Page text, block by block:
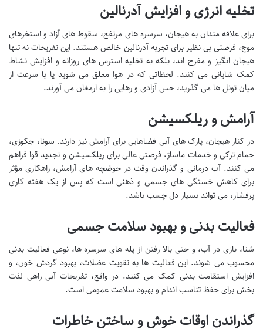
تخلیه انرژی و افزایش آدرنالین
برای علاقه مندان به هیجان، سرسره های مرتفع، سقوط های آزاد و استخرهای
موج، فرصتی بی نظیر برای تجربه آدرنالین خالص هستند. این تفریحات نه تنها
هیجان انگیز و مفرح اند، بلکه به تخلیه استرس های روزانه و افزایش نشاط
کمک شایانی می کنند. لحظاتی که در هوا معلق می شوید یا با سرعت از
میان تونل ها می گذرید، حس آزادی و رهایی را به ارمغان می آورند.
آرامش و ریلکسیشن
در کنار هیجان، پارک های آبی فضاهایی برای آرامش نیز دارند. سونا، جکوزی،
حمام ترکی و خدمات ماساژ، فرصتی عالی برای ریلکسیشن و تجدید قوا فراهم
می کنند. آب درمانی و گذراندن وقت در حوضچه های آرامش، راهکاری مؤثر
برای کاهش خستگی های جسمی و ذهنی است که پس از یک هفته کاری
پرفشار، می تواند بسیار دل چسب باشد.
فعالیت بدنی و بهبود سلامت جسمی
شنا، بازی در آب، و حتی بالا رفتن از پله های سرسره ها، نوعی فعالیت بدنی
محسوب می شوند. این فعالیت ها به تقویت عضلات، بهبود گردش خون، و
افزایش استقامت بدنی کمک می کنند. در واقع، تفریحات آبی راهی لذت
بخش برای حفظ تناسب اندام و بهبود سلامت عمومی است.
گذراندن اوقات خوش و ساختن خاطرات